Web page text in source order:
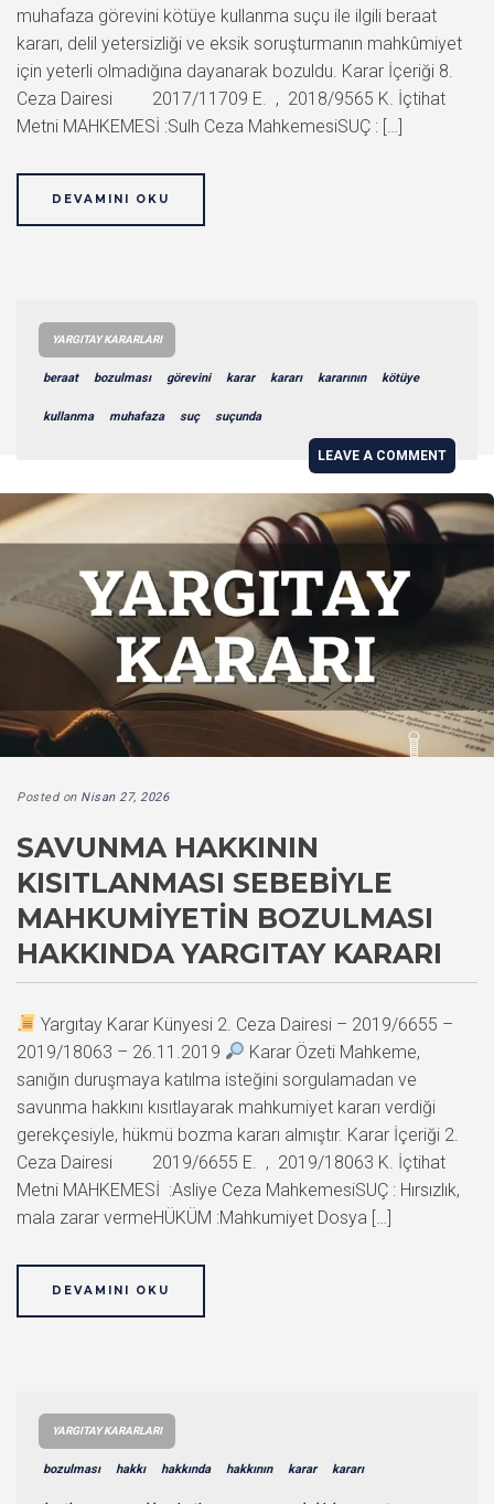
muhafaza görevini kötüye kullanma suçu ile ilgili beraat
kararı, delil yetersizliği ve eksik soruşturmanın mahkûmiyet
için yeterli olmadığına dayanarak bozuldu. Karar İçeriği 8.
Ceza Dairesi 2017/11709 E. , 2018/9565 K. İçtihat
Metni MAHKEMESİ :Sulh Ceza MahkemesiSUÇ : […]
DEVAMINI OKU
YARGITAY KARARLARI
beraat bozulması görevini karar kararı kararının kötüye
kullanma muhafaza suç suçunda
LEAVE A COMMENT
Posted on Nisan 27, 2026
SAVUNMA HAKKININ
KISITLANMASI SEBEBIYLE
MAHKUMIYETIN BOZULMASI
HAKKINDA YARGITAY KARARI
Yargıtay Karar Künyesi 2. Ceza Dairesi – 2019/6655 –
2019/18063 – 26.11.2019
Karar Özeti Mahkeme,
sanığın duruşmaya katılma isteğini sorgulamadan ve
savunma hakkını kısıtlayarak mahkumiyet kararı verdiği
gerekçesiyle, hükmü bozma kararı almıştır. Karar İçeriği 2.
Ceza Dairesi 2019/6655 E. , 2019/18063 K. İçtihat
Metni MAHKEMESİ :Asliye Ceza MahkemesiSUÇ : Hırsızlık,
mala zarar vermeHÜKÜM :Mahkumiyet Dosya […]
DEVAMINI OKU
YARGITAY KARARLARI
bozulması hakkı hakkında hakkının karar kararı